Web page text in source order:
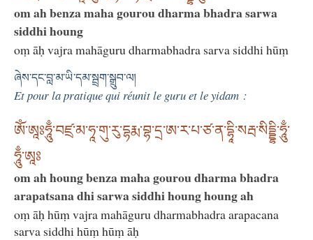
om ah benza maha gourou dharma bhadra sarwa
siddhi houng
oṃ āḥ vajra mahāguru dharmabhadra sarva siddhi hūṃ
ཞེས་དང་བླ་མ་ཡི་དམ་སྦྲག་སྒྲུབ་ལ།
Et pour la pratique qui réunit le guru et le yidam :
ཨོཾ་ཨཱཿཧཱུྃ་བཛྲ་མ་ཧཱ་གུ་རུ་དྷརྨ་བྷ་དྲ་ཨ་ར་པ་ཙ་ན་དྷཱི་སརྦ་སིདྡྷི་ཧཱུྃ་
ཧཱུྃ་ཨཱཿ
om ah houng benza maha gourou dharma bhadra
arapatsana dhi sarwa siddhi houng houng ah
oṃ āḥ hūṃ vajra mahāguru dharmabhadra arapacana
sarva siddhi hūṃ hūṃ āḥ